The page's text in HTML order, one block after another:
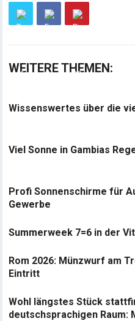
WEITERE THEMEN:
Wissenswertes über die
Viel Sonne in Gambias
Profi Sonnenschirme für
Gewerbe
Summerweek 7=6 in der
Rom 2026: Münzwurf am
Eintritt
Wohl längstes Stück
deutschsprachigen Raum: